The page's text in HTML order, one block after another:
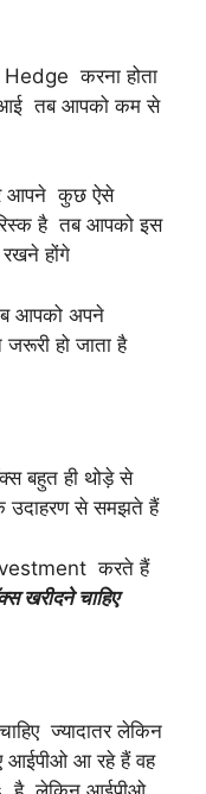
करना होता
आई तब आपको कम से
आपने कुछ ऐसे
है तब आपको इस
होंगे
आपको अपने
हो जाता है
बहुत ही थोड़े से
उदाहरण से समझते हैं
करते हैं
खरीदने चाहिए
ज्यादातर लेकिन
आईपीओ आ रहे हैं वह